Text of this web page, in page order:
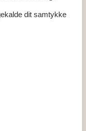
dit samtykke